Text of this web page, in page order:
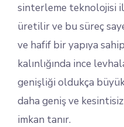
sinterleme teknolojisi
üretilir ve bu süreç
ve hafif bir yapıya
kalınlığında ince
genişliği oldukça
daha geniş ve
imkan tanır.